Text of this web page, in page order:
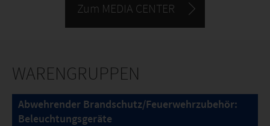
Zum MEDIA CENTER
WARENGRUPPEN
Abwehrender Brandschutz/Feuerwehrzubehör:
Beleuchtungsgeräte